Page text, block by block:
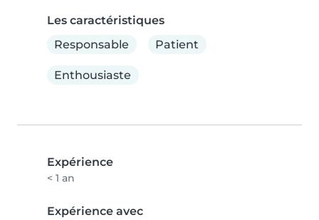
Les caractéristiques
Responsable
Patient
Enthousiaste
Expérience
< 1 an
Expérience avec